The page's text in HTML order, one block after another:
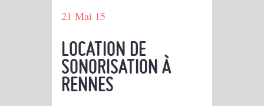
21 Mai 15
LOCATION DE
SONORISATION À
RENNES